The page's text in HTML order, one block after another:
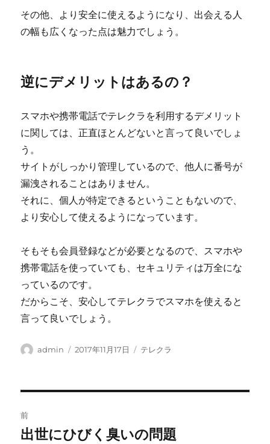
その他、より安全に使えるようになり、出会える人
の幅も広くなった点は魅力でしょう。
逆にデメリットはあるの？
スマホや携帯電話でテレクラを利用するデメリット
に関しては、正直ほとんどないと言って良いでしょ
う。
サイトがしっかり管理しているので、他人に番号が
漏洩されることはありません。
それに、個人が特定できるということもないので、
より安心して使えるようになっています。
そもそも会員登録などが必要となるので、スマホや
携帯電話を使っていても、セキュリティは万全にな
っているのです。
だからこそ、安心してテレクラでスマホを使えると
言って良いでしょう。
投
admin
投
2017年11月17日
カ
テレクラ
稿
前
前
出世にひびく臭いの問題